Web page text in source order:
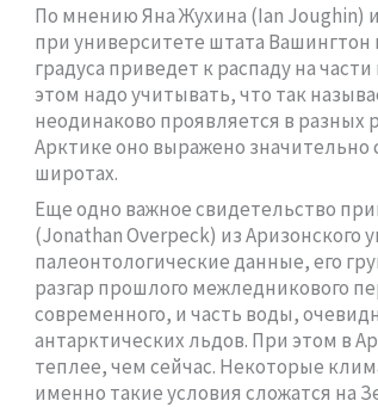
По мнению Яна Жухина (Ian Joughin)
при университете штата
градуса приведет к распаду на
этом надо учитывать, что так
неодинаково проявляется в разных
Арктике оно выражено
широтах.
Еще одно важное свидетельство
(Jonathan Overpeck) из Аризонского
палеонтологические данные, его
разгар прошлого межледникового
современного, и часть воды,
антарктических льдов. При этом в
теплее, чем сейчас. Некоторые
именно такие условия сложатся на